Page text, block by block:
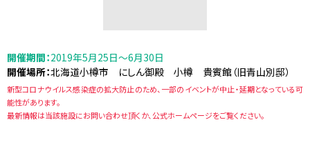
開催期間：2019年5月25日～6月30日
開催場所：北海道小樽市 にしん御殿 小樽 貴賓館（旧青山別邸）
新型コロナウイルス感染症の拡大防止のため、一部のイベントが中止・延期となっている可
能性があります。
最新情報は当該施設にお問い合わせ頂くか、公式ホームページをご覧ください。